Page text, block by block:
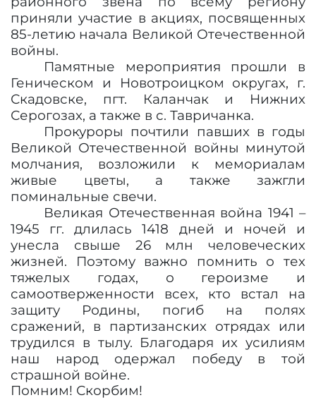
приняли участие в акциях, посвященных
85-летию начала Великой Отечественной
войны.
Памятные мероприятия прошли в
Геническом и Новотроицком округах, г.
Скадовске, пгт. Каланчак и Нижних
Серогозах, а также в с. Тавричанка.
Прокуроры почтили павших в годы
Великой Отечественной войны минутой
молчания, возложили к мемориалам
живые цветы, а также зажгли
поминальные свечи.
Великая Отечественная война 1941 –
1945 гг. длилась 1418 дней и ночей и
унесла свыше 26 млн человеческих
жизней.
Поэтому важно помнить о тех
тяжелых годах, о героизме и
самоотверженности всех, кто встал на
защиту Родины, погиб на полях
сражений, в партизанских отрядах или
трудился в тылу. Благодаря их усилиям
наш народ одержал победу в той
страшной войне.
Помним! Скорбим!